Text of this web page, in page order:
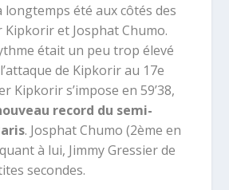
longtemps été aux côtés des
Kipkorir et Josphat Chumo.
était un peu trop élevé
de Kipkorir au 17e
Kipkorir s’impose en 59’38,
record du semi-
. Josphat Chumo (2ème en
à lui, Jimmy Gressier de
secondes.